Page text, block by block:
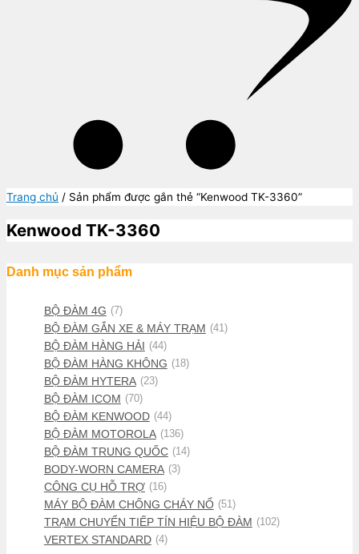
Trang chủ / Sản phẩm được gắn thẻ “Kenwood TK-3360”
Kenwood TK-3360
Danh mục sản phẩm
BỘ ĐÀM 4G (7)
BỘ ĐÀM GẮN XE & MÁY TRẠM (41)
BỘ ĐÀM HÀNG HẢI (44)
BỘ ĐÀM HÀNG KHÔNG (18)
BỘ ĐÀM HYTERA (23)
BỘ ĐÀM ICOM (70)
BỘ ĐÀM KENWOOD (44)
BỘ ĐÀM MOTOROLA (136)
BỘ ĐÀM TRUNG QUỐC (14)
BODY-WORN CAMERA (3)
CÔNG CỤ HỖ TRỢ (16)
MÁY BỘ ĐÀM CHỐNG CHÁY NỔ (51)
TRẠM CHUYỂN TIẾP TÍN HIỆU BỘ ĐÀM (102)
VERTEX STANDARD (4)